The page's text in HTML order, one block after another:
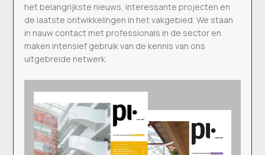
het belangrijkste nieuws, interessante projecten en
de laatste ontwikkelingen in het vakgebied. We staan
in nauw contact met professionals in de sector en
maken intensief gebruik van de kennis van ons
uitgebreide netwerk.